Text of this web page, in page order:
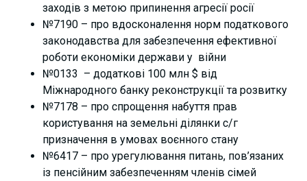
заходів з метою припинення агресії росії
№7190 – про вдосконалення норм податкового
законодавства для забезпечення ефективної
роботи економіки держави у війни
№0133 – додаткові 100 млн $ від
Міжнародного банку реконструкції та розвитку
№7178 – про спрощення набуття прав
користування на земельні ділянки с/г
призначення в умовах воєнного стану
№6417 – про урегулювання питань, пов’язаних
із пенсійним забезпеченням членів сімей